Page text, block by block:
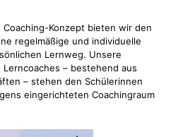
Konzept bieten wir den
regelmäßige und individuelle
Lernweg. Unsere
– bestehend aus
– stehen den Schülerinnen
eingerichteten Coachingraum